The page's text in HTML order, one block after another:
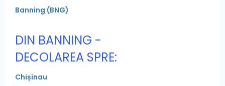
Banning (BNG)
DIN BANNING -
DECOLAREA SPRE:
Chișinau